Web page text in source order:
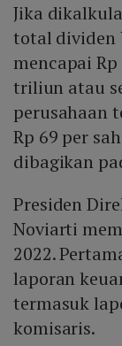
Jika
total dividen
mencapai
triliun atau
perusahaan
Rp 69 per
dibagikan
Presiden
Noviarti
2022.
laporan
termasuk
komisaris.